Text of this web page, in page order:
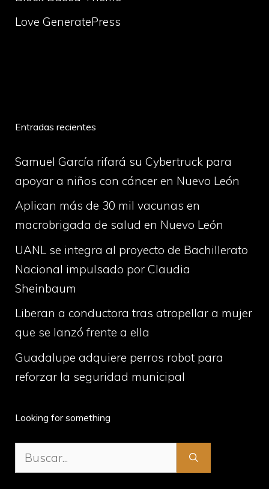
Love GeneratePress
Entradas recientes
Samuel García rifará su Cybertruck para
apoyar a niños con cáncer en Nuevo León
Aplican más de 30 mil vacunas en
macrobrigada de salud en Nuevo León
UANL se integra al proyecto de Bachillerato
Nacional impulsado por Claudia
Sheinbaum
Liberan a conductora tras atropellar a mujer
que se lanzó frente a ella
Guadalupe adquiere perros robot para
reforzar la seguridad municipal
Looking for something
Buscar: